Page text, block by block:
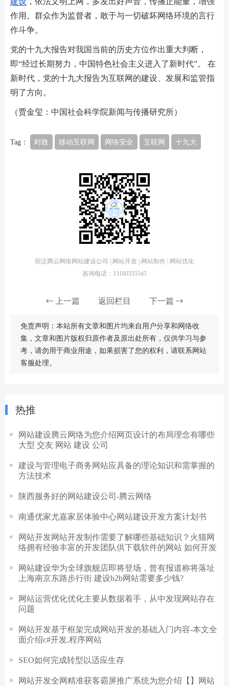
作用。群众作为监督者，敢于与一切破坏网络环境的言行
作斗争。
党的十九大报告对我国当前的历史方位作出重大判断，
即“经过长期努力，中国特色社会主义进入了新时代”。 在
新时代，党的十九大报告为互联网的建设、发展和监管指
明了方向。
（贾金玺：中国社会科学院新闻与传播研究所）
Tag： 时政 移动互联网 网络安全 互联网 十九大
宿迁腾云网络网站建设公司 | 网站开发 | 网站制作 | 网站优化
咨询电话：13160355545
上一篇 返回栏目 下一篇
免责声明：本站所有文章和图片均来自用户分享和网络收
集，文章和图片版权归原作者及原出处所有，仅供学习与参
考，请勿用于商业用途，如果损害了您的权利，请联系网站
客服处理。
热推
网站建设腾云网络为您介绍网页设计的布局理念有哪些
大型 交友 网站 建设 公司
建设与管理电子商务网站应具备的理论知识和需掌握的
方法技术
陕西服务好的网站建设公司-腾云网络
南通优家尤嘉家居体验中心网站建设开发方案计划书
网站开发网站开发制作需要了解哪些基础知识？火猫网
络拥有经验丰富的开发团队供下载软件的网站 如何开发
网站建设华为全球旗舰店即将登场，曾有报道称将落址
上海南京东路步行街 建设b2b网站需要多少钱?
网站运营优化优化主要从数据着手，从中发现网站存在
问题
网站开发基于框架完成网站开发的基础入门内容-本文全
面介绍c#开发,程序网站
SEO如何完成转型以适应生存
网站开发全网精准获客霸屏推广系统为您介绍【】网站